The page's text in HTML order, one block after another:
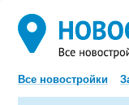
Все новостройки